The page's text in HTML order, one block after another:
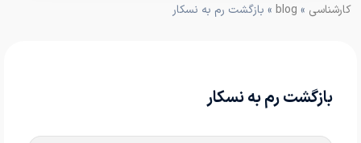
کارشناسی »
blog » بازگشت رم به نسکار
بازگشت رم به نسکار